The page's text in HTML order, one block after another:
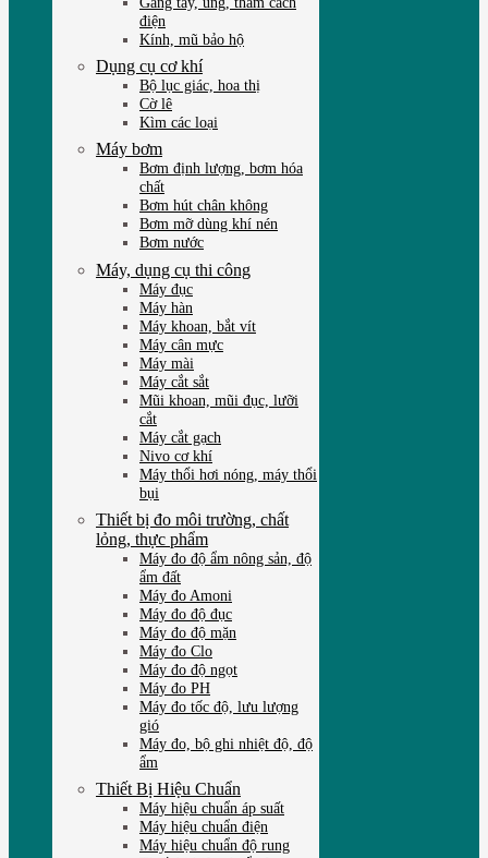
điện
Kính, mũ bảo hộ
Dụng cụ cơ khí
Bộ lục giác, hoa thị
Cờ lê
Kìm các loại
Máy bơm
Bơm định lượng, bơm hóa
chất
Bơm hút chân không
Bơm mỡ dùng khí nén
Bơm nước
Máy, dụng cụ thi công
Máy đục
Máy hàn
Máy khoan, bắt vít
Máy cân mực
Máy mài
Máy cắt sắt
Mũi khoan, mũi đục, lưỡi
cắt
Máy cắt gạch
Nivo cơ khí
Máy thổi hơi nóng, máy thổi
bụi
Thiết bị đo môi trường, chất
lỏng, thực phẩm
Máy đo độ ẩm nông sản, độ
ẩm đất
Máy đo Amoni
Máy đo độ đục
Máy đo độ mặn
Máy đo Clo
Máy đo độ ngọt
Máy đo PH
Máy đo tốc độ, lưu lượng
gió
Máy đo, bộ ghi nhiệt độ, độ
ẩm
Thiết Bị Hiệu Chuẩn
Máy hiệu chuẩn áp suất
Máy hiệu chuẩn điện
Máy hiệu chuẩn độ rung